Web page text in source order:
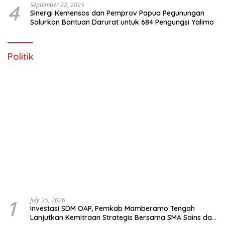
4 September 22, 2025
Sinergi Kemensos dan Pemprov Papua Pegunungan
Salurkan Bantuan Darurat untuk 684 Pengungsi Yalimo
Politik
1 July 25, 2026
Investasi SDM OAP, Pemkab Mamberamo Tengah
Lanjutkan Kemitraan Strategis Bersama SMA Sains dan